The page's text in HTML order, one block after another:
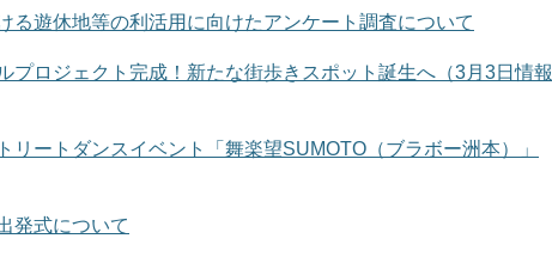
る遊休地等の利活用に向けたアンケート調査について
プロジェクト完成！新たな街歩きスポット誕生へ（3月3日情報
リートダンスイベント「舞楽望SUMOTO（ブラボー洲本）」
発式について